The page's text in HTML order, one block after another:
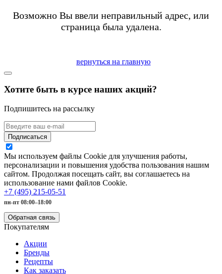
Возможно Вы ввели неправильный адрес, или
страница была удалена.
вернуться на главную
Хотите быть в курсе наших акций?
Подпишитесь на рассылку
Подписаться
Мы используем файлы Cookie для улучшения работы,
персонализации и повышения удобства пользования нашим
сайтом. Продолжая посещать сайт, вы соглашаетесь на
использование нами файлов Cookie.
+7 (495) 215-05-51
пн-пт 08:00–18:00
Обратная связь
Покупателям
Акции
Бренды
Рецепты
Как заказать